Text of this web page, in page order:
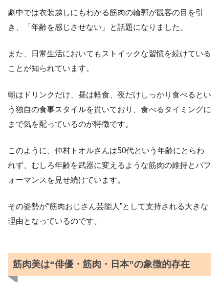
劇中では衣装越しにもわかる筋肉の輪郭が観客の目を引
き、「年齢を感じさせない」と話題になりました。
また、日常生活においてもストイックな習慣を続けている
ことが知られています。
朝はドリンクだけ、昼は軽食、夜だけしっかり食べるとい
う独自の食事スタイルを貫いており、食べるタイミングに
まで気を配っているのが特徴です。
このように、仲村トオルさんは50代という年齢にとらわ
れず、むしろ年齢を武器に変えるような筋肉の維持とパフ
ォーマンスを見せ続けています。
その姿勢が“筋肉おじさん芸能人”として支持される大きな
理由となっているのです。
筋肉美は“俳優・筋肉・日本”の象徴的存在